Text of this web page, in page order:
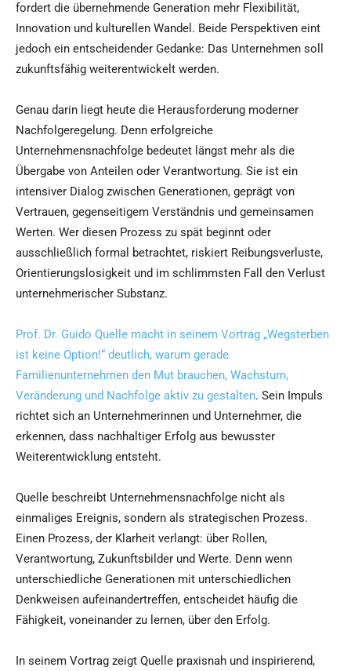
fordert die übernehmende Generation mehr Flexibilität,
Innovation und kulturellen Wandel. Beide Perspektiven eint
jedoch ein entscheidender Gedanke: Das Unternehmen soll
zukunftsfähig weiterentwickelt werden.
Genau darin liegt heute die Herausforderung moderner
Nachfolgeregelung. Denn erfolgreiche
Unternehmensnachfolge bedeutet längst mehr als die
Übergabe von Anteilen oder Verantwortung. Sie ist ein
intensiver Dialog zwischen Generationen, geprägt von
Vertrauen, gegenseitigem Verständnis und gemeinsamen
Werten. Wer diesen Prozess zu spät beginnt oder
ausschließlich formal betrachtet, riskiert Reibungsverluste,
Orientierungslosigkeit und im schlimmsten Fall den Verlust
unternehmerischer Substanz.
Prof. Dr. Guido Quelle macht in seinem Vortrag „Wegsterben
ist keine Option!“ deutlich, warum gerade
Familienunternehmen den Mut brauchen, Wachstum,
Veränderung und Nachfolge aktiv zu gestalten. Sein Impuls
richtet sich an Unternehmerinnen und Unternehmer, die
erkennen, dass nachhaltiger Erfolg aus bewusster
Weiterentwicklung entsteht.
Quelle beschreibt Unternehmensnachfolge nicht als
einmaliges Ereignis, sondern als strategischen Prozess.
Einen Prozess, der Klarheit verlangt: über Rollen,
Verantwortung, Zukunftsbilder und Werte. Denn wenn
unterschiedliche Generationen mit unterschiedlichen
Denkweisen aufeinandertreffen, entscheidet häufig die
Fähigkeit, voneinander zu lernen, über den Erfolg.
In seinem Vortrag zeigt Quelle praxisnah und inspirierend,